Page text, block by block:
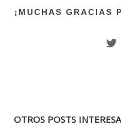
¡MUCHAS GRACIAS
OTROS POSTS